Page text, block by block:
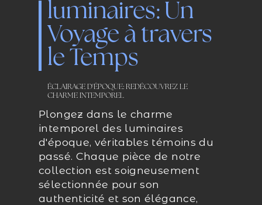
luminaires: Un
Voyage à travers
le Temps
ÉCLAIRAGE D'ÉPOQUE: REDÉCOUVREZ LE
CHARME INTEMPOREL
Plongez dans le charme
intemporel des luminaires
d'époque, véritables témoins du
passé. Chaque pièce de notre
collection est soigneusement
sélectionnée pour son
authenticité et son élégance,